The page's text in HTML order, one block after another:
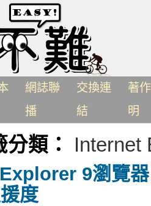
網誌聯
播
交換連
結
著
明
類： Internet
9瀏覽
度